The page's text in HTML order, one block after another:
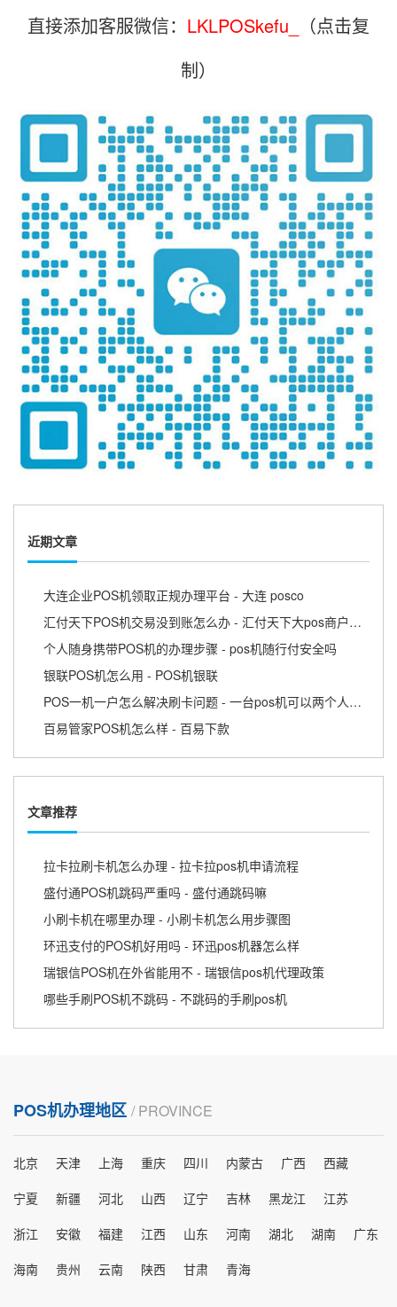
直接添加客服微信： LKLPOSkefu_
（点击复
制）
近期文章
大连企业POS机领取正规办理平台 - 大连 posco
汇付天下POS机交易没到账怎么办 - 汇付天下大pos商户版APP
个人随身携带POS机的办理步骤 - pos机随行付安全吗
银联POS机怎么用 - POS机银联
POS一机一户怎么解决刷卡问题 - 一台pos机可以两个人用吗
百易管家POS机怎么样 - 百易下款
文章推荐
拉卡拉刷卡机怎么办理 - 拉卡拉pos机申请流程
盛付通POS机跳码严重吗 - 盛付通跳码嘛
小刷卡机在哪里办理 - 小刷卡机怎么用步骤图
环迅支付的POS机好用吗 - 环迅pos机器怎么样
瑞银信POS机在外省能用不 - 瑞银信pos机代理政策
哪些手刷POS机不跳码 - 不跳码的手刷pos机
POS机办理地区 / PROVINCE
北京 天津 上海 重庆 四川 内蒙古 广西
西藏
宁夏
新疆 河北 山西 辽宁 吉林 黑龙江
江苏
浙江
安徽 福建 江西 山东 河南 湖北 湖南
广东
海南
贵州 云南 陕西 甘肃 青海